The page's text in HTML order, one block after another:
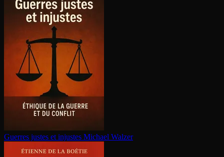
Guerres justes et injustes Michael Walzer